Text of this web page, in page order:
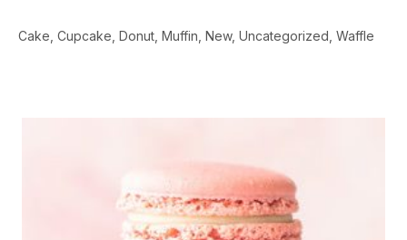
Cake Cupcake Donut Muffin New Uncategorized Waffle